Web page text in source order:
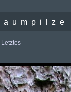
aumpilze
Letztes